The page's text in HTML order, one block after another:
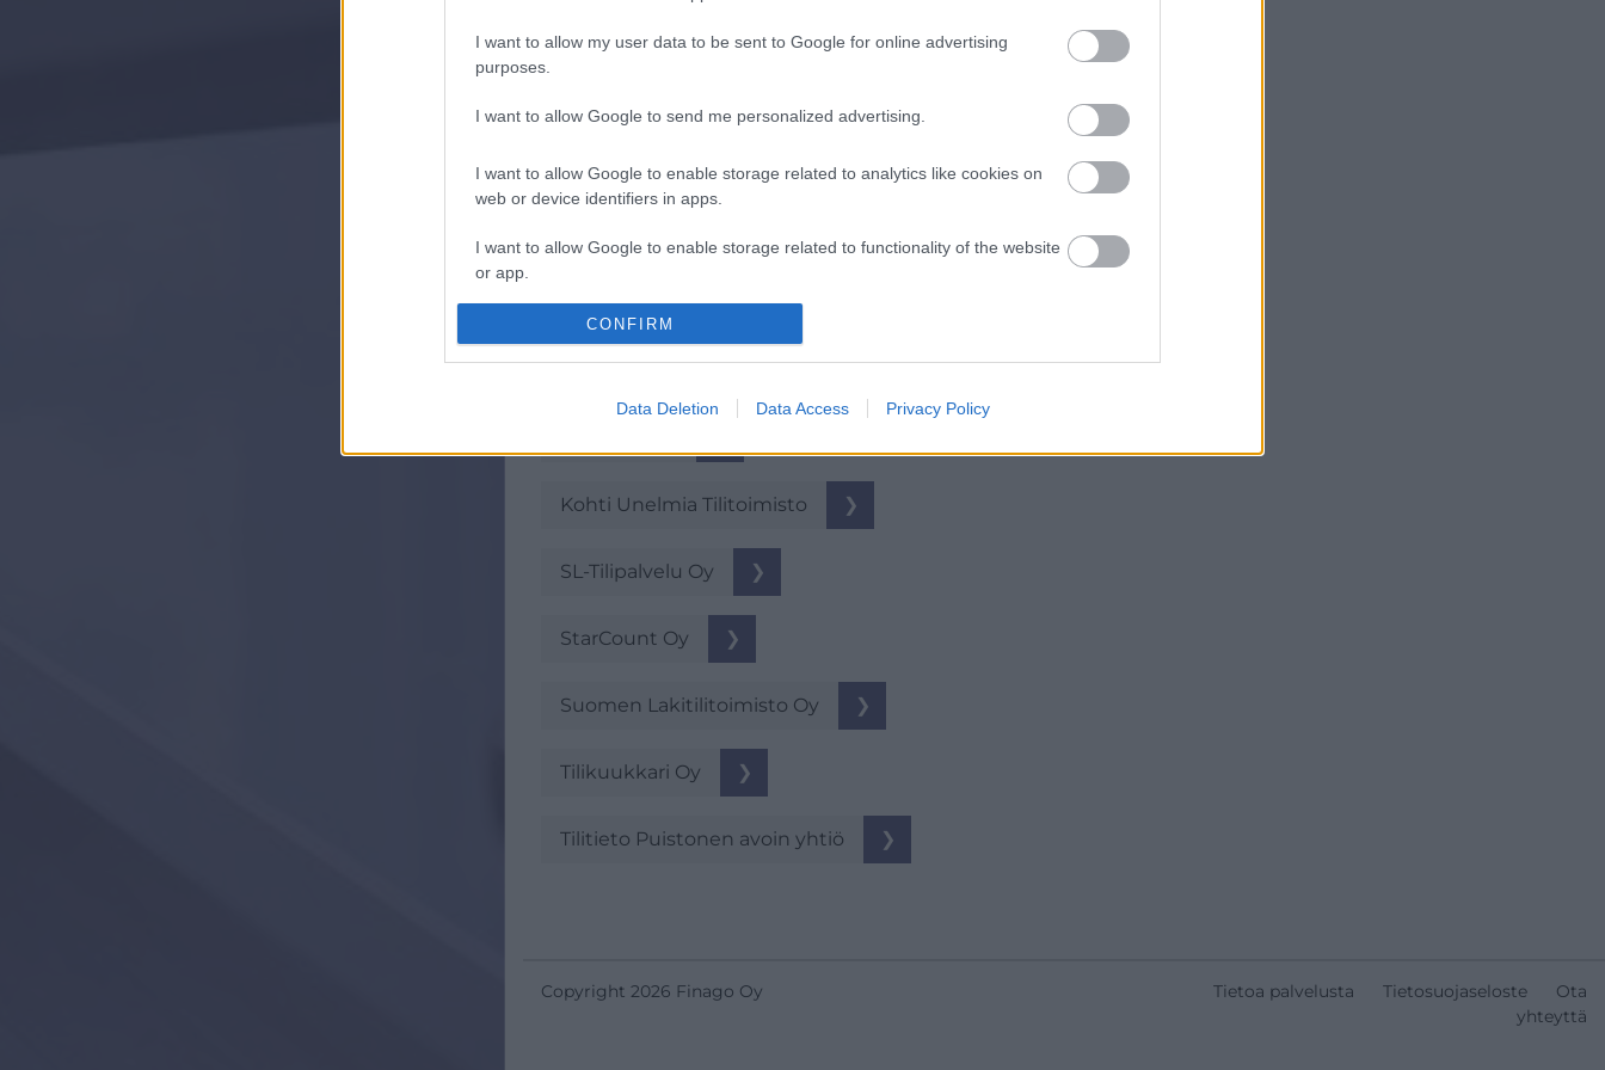
I want to allow my user data to be sent to Google for online advertising
purposes.
I want to allow Google to send me personalized advertising.
I want to allow Google to enable storage related to analytics like cookies on
web or device identifiers in apps.
I want to allow Google to enable storage related to functionality of the website
or app.
I want to allow Google to enable storage related to personalization.
authentication functionality and fraud prevention, and other user protection.
CONFIRM
Data Deletion Data Access Privacy Policy
ValtaSata Oy ❯
Ajaton Invest Oy ❯
Arvoverkko Oy & CoolCounts Oy ❯
Kohti Unelmia Tilitoimisto ❯
SL-Tilipalvelu Oy ❯
StarCount Oy ❯
Suomen Lakitilitoimisto Oy ❯
Tilikuukkari Oy ❯
Tilitieto Puistonen avoin yhtiö ❯
Copyright 2026 Finago Oy Tietoa palvelusta Tietosuojaseloste
Ota
yhteyttä